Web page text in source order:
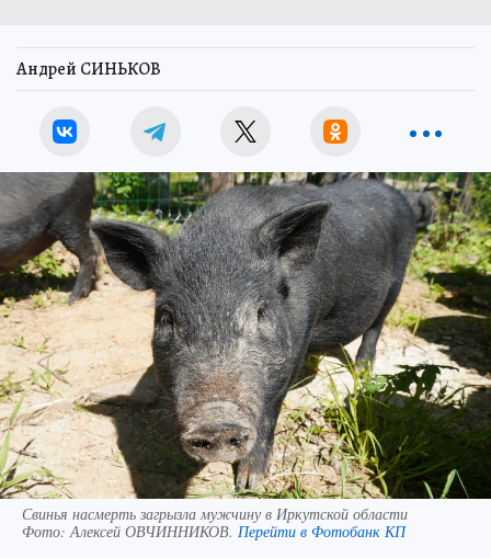
Андрей СИНЬКОВ
Свинья насмерть загрызла мужчину в Иркутской области
Фото: Алексей ОВЧИННИКОВ. Перейти в Фотобанк КП